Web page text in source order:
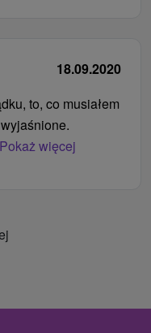
18.09.2020
to, co musiałem
Pokaż więcej